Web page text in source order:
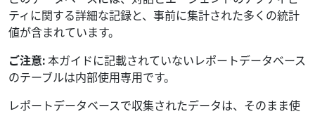
ティに関する詳細な記録と、事前に集計された多くの統計
値が含まれています。
ご注意:本ガイドに記載されていないレポートデータベース
のテーブルは内部使用専用です。
レポートデータベースで収集されたデータは、そのまま使